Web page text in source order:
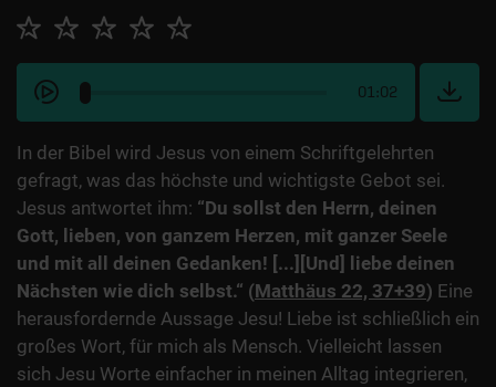
01:02
In der Bibel wird Jesus von einem Schriftgelehrten
gefragt, was das höchste und wichtigste Gebot sei.
Jesus antwortet ihm: “Du sollst den Herrn, deinen
Gott, lieben, von ganzem Herzen, mit ganzer Seele
und mit all deinen Gedanken! [...][Und] liebe deinen
Nächsten wie dich selbst.“ (Matthäus 22, 37+39) Eine
herausfordernde Aussage Jesu! Liebe ist schließlich ein
großes Wort, für mich als Mensch. Vielleicht lassen
sich Jesu Worte einfacher in meinen Alltag integrieren,